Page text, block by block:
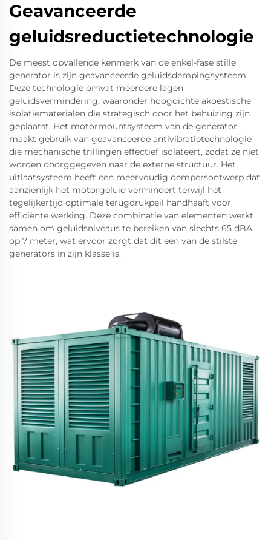
Geavanceerde
geluidsreductietechnologie
De meest opvallende kenmerk van de enkel-fase stille
generator is zijn geavanceerde geluidsdempingsysteem.
Deze technologie omvat meerdere lagen
geluidsvermindering, waaronder hoogdichte akoestische
isolatiematerialen die strategisch door het behuizing zijn
geplaatst. Het motormountsysteem van de generator
maakt gebruik van geavanceerde antivibratietechnologie
die mechanische trillingen effectief isolateert, zodat ze niet
worden doorggegeven naar de externe structuur. Het
uitlaatsysteem heeft een meervoudig dempersontwerp dat
aanzienlijk het motorgeluid vermindert terwijl het
tegelijkertijd optimale terugdrukpeil handhaaft voor
efficiënte werking. Deze combinatie van elementen werkt
samen om geluidsniveaus te bereiken van slechts 65 dBA
op 7 meter, wat ervoor zorgt dat dit een van de stilste
generators in zijn klasse is.